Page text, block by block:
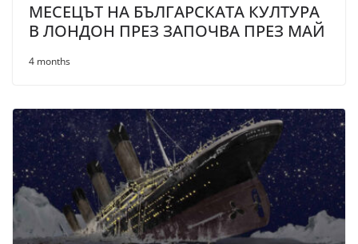
МЕСЕЦЪТ НА БЪЛГАРСКАТА КУЛТУРА
В ЛОНДОН ПРЕЗ ЗАПОЧВА ПРЕЗ МАЙ
4 months